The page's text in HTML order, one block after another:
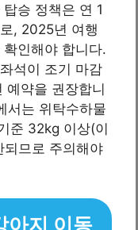
승 정책은 연 1
, 2025년 여행
인해야 합니다.
석이 조기 마감
예약을 권장합니
서는 위탁수하물
준 32kg 이상(이
므로 주의해야
아지 이동